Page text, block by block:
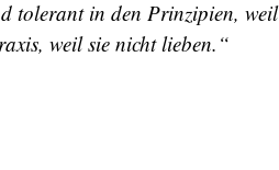
tolerant in den Prinzipien, weil
weil sie nicht lieben.“